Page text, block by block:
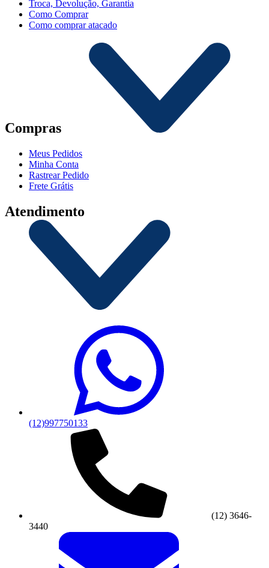
Troca, Devolução, Garantia
Como Comprar
Como comprar atacado
Compras
Meus Pedidos
Minha Conta
Rastrear Pedido
Frete Grátis
Atendimento
(12)997750133
(12) 3646-
3440